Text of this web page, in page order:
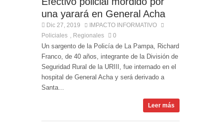
una yarará en General Acha
Dic 27, 2019
IMPACTO INFORMATIVO
Policiales
Regionales 0
Un sargento de la Policía de La Pampa, Richard
Franco, de 40 años, integrante de la División de
Seguridad Rural de la URIII, fue internado en el
hospital de General Acha y será derivado a
Santa...
Leer más